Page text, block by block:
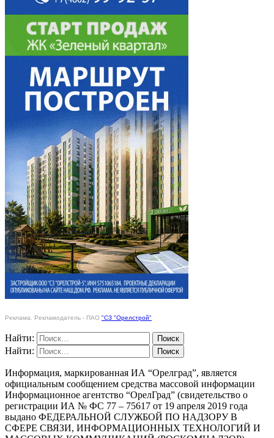
Реклама. Рекламодатель - ПАО "СЗ "Орелстрой"
Найти:
Найти:
Информация, маркированная ИА “Орелград”, является
официальным сообщением средства массовой информации
Информационное агентство “ОрелГрад” (свидетельство о
регистрации ИА № ФС 77 – 75617 от 19 апреля 2019 года
выдано ФЕДЕРАЛЬНОЙ СЛУЖБОЙ ПО НАДЗОРУ В
СФЕРЕ СВЯЗИ, ИНФОРМАЦИОННЫХ ТЕХНОЛОГИЙ И